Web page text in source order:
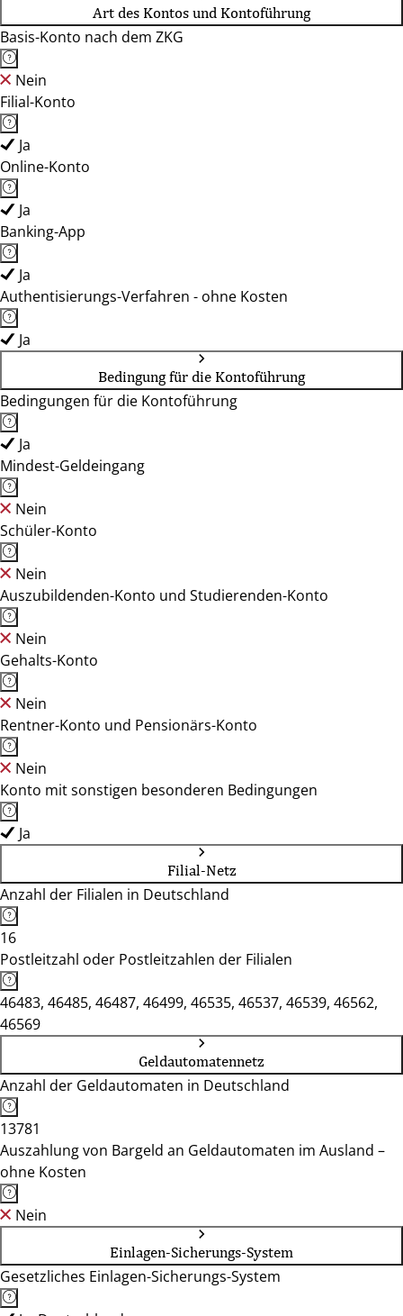
Art des Kontos und Kontoführung
Basis-Konto nach dem ZKG
Nein
Filial-Konto
Ja
Online-Konto
Ja
Banking-App
Ja
Authentisierungs-Verfahren - ohne Kosten
Ja
Bedingung für die Kontoführung
Bedingungen für die Kontoführung
Ja
Mindest-Geldeingang
Nein
Schüler-Konto
Nein
Auszubildenden-Konto und Studierenden-Konto
Nein
Gehalts-Konto
Nein
Rentner-Konto und Pensionärs-Konto
Nein
Konto mit sonstigen besonderen Bedingungen
Ja
Filial-Netz
Anzahl der Filialen in Deutschland
16
Postleitzahl oder Postleitzahlen der Filialen
46483, 46485, 46487, 46499, 46535, 46537, 46539, 46562,
46569
Geldautomatennetz
Anzahl der Geldautomaten in Deutschland
13781
Auszahlung von Bargeld an Geldautomaten im Ausland –
ohne Kosten
Nein
Einlagen-Sicherungs-System
Gesetzliches Einlagen-Sicherungs-System